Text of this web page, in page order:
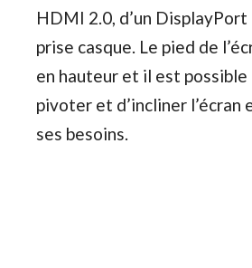
HDMI 2.0, d’un DisplayPort
prise casque. Le pied de
en hauteur et il est
pivoter et d’incliner l’écran
ses besoins.